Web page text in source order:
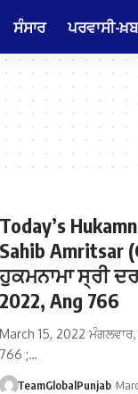
ਸੰਸਾਰ ਪਰਵਾਸੀ-
Today’s
Sahib Amritsar
ਸ੍ਰੀ
2022, Ang 766
March 15, 2022
766 ;…
TeamGlobalPunjab